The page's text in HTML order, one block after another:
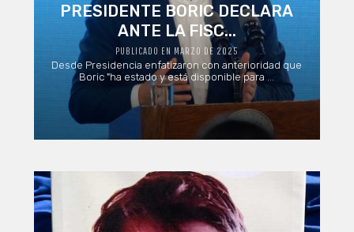
PRESIDENTE BORIC DECLARA
ANTE LA FISC...
PUBLICADO EN MARZO DE 2025
Desde Presidencia enfatizaron con anterioridad que
Boric "ha estado y está disponible para ...